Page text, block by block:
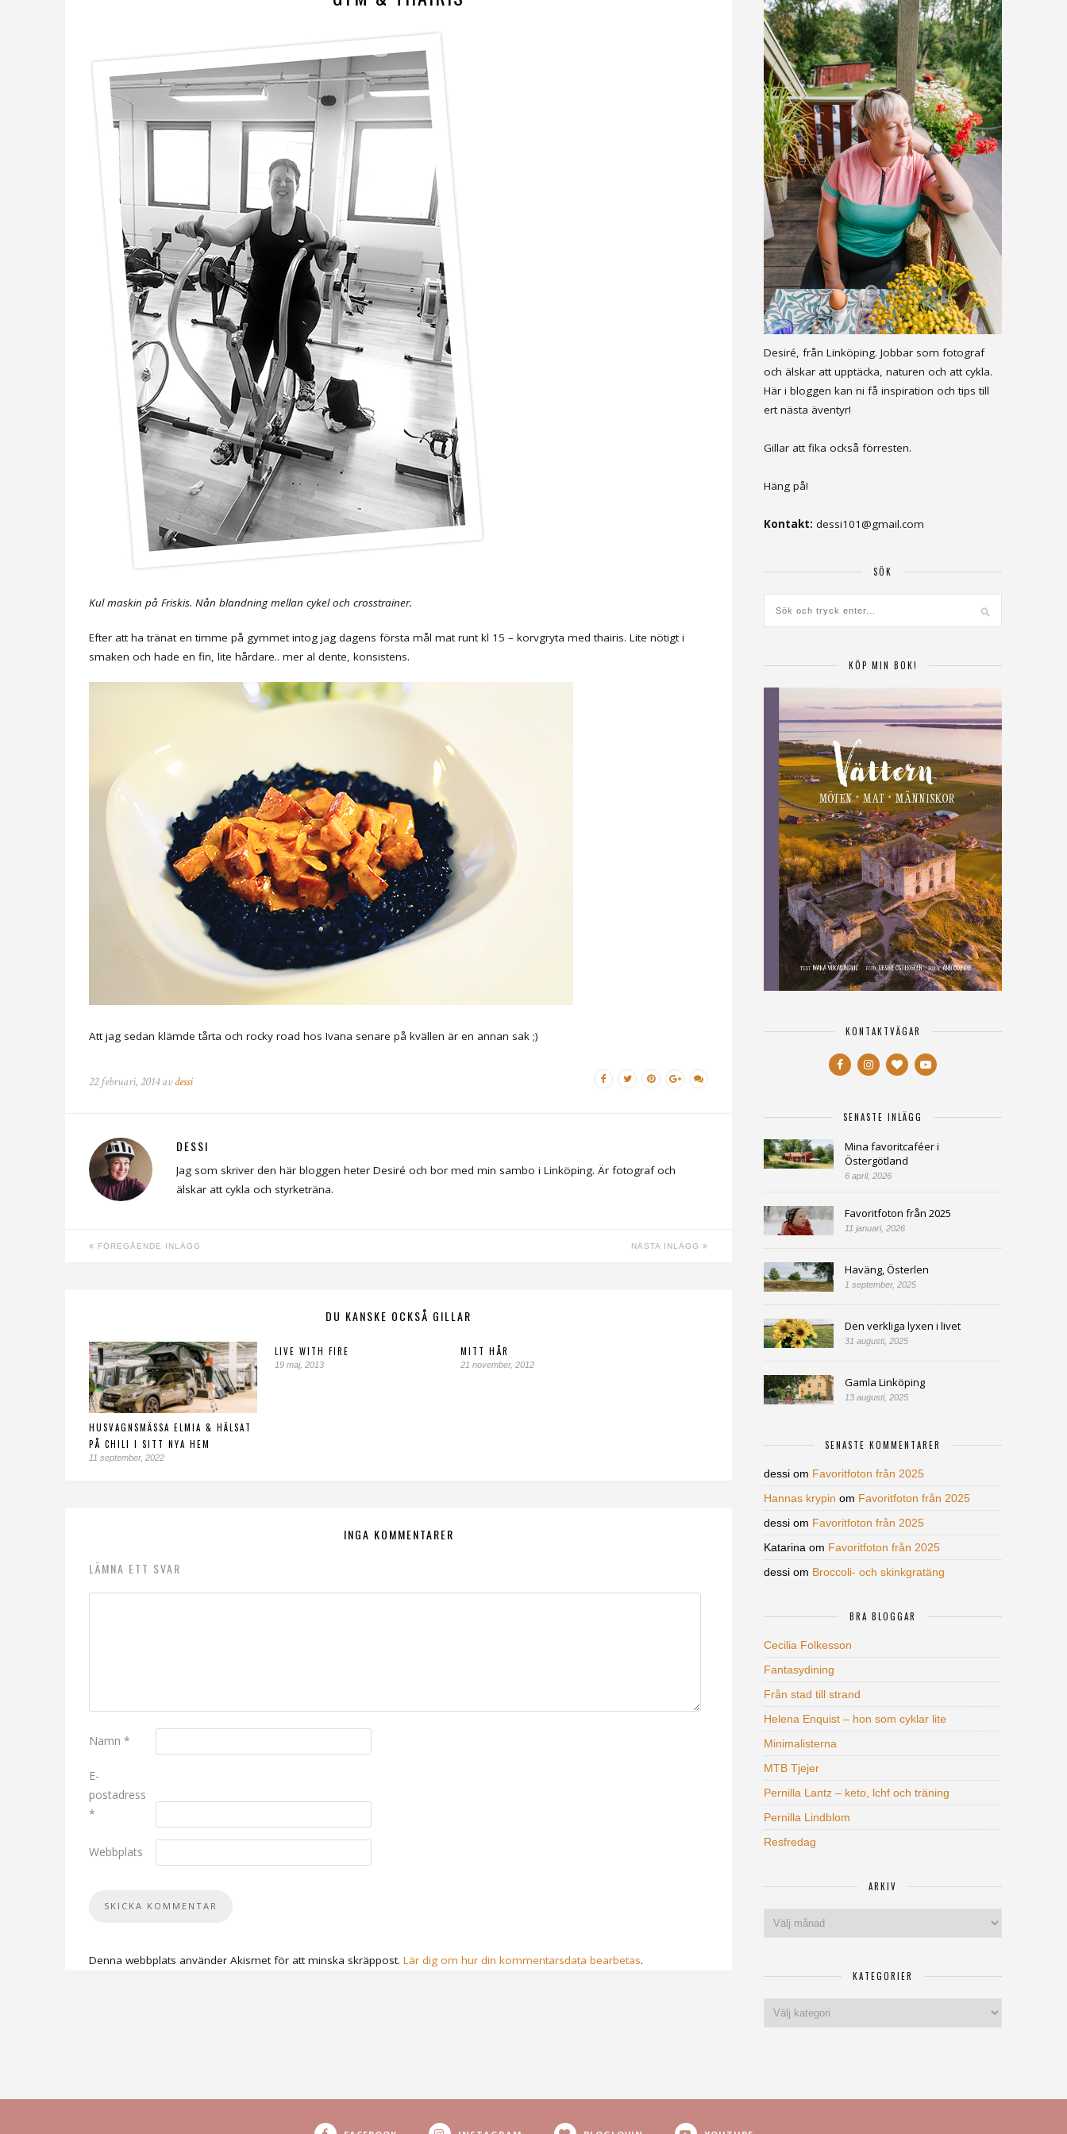
Kul maskin på Friskis. Nån blandning mellan cykel och crosstrainer.
Efter att ha tränat en timme på gymmet intog jag dagens första mål mat runt kl 15 – korvgryta med thairis. Lite nötigt i
smaken och hade en fin, lite hårdare.. mer al dente, konsistens.
Att jag sedan klämde tårta och rocky road hos Ivana senare på kvällen är en annan sak ;)
22 februari, 2014 avdessi
DESSI
Jag som skriver den här bloggen heter Desiré och bor med min sambo i Linköping. Är fotograf och
älskar att cykla och styrketräna.
FÖREGÅENDE INLÄGG NÄSTA INLÄGG
DU KANSKE OCKSÅ GILLAR
HUSVAGNSMÄSSA ELMIA & HÄLSAT
PÅ CHILI I SITT NYA HEM
11 september, 2022
LIVE WITH FIRE
19 maj, 2013
MITT HÅR
21 november, 2012
INGA KOMMENTARER
LÄMNA ETT SVAR
Namn *
E-
postadress
*
Webbplats
Denna webbplats använder Akismet för att minska skräppost. Lär dig om hur din kommentarsdata bearbetas.
Desiré, från Linköping. Jobbar som fotograf
och älskar att upptäcka, naturen och att cykla.
Här i bloggen kan ni få inspiration och tips till
ert nästa äventyr!
Gillar att fika också förresten.
Häng på!
Kontakt: dessi101@gmail.com
SÖK
KÖP MIN BOK!
KONTAKTVÄGAR
SENASTE INLÄGG
Mina favoritcaféer i
Östergötland
6 april, 2026
Favoritfoton från 2025
11 januari, 2026
Haväng, Österlen
1 september, 2025
Den verkliga lyxen i livet
31 augusti, 2025
Gamla Linköping
13 augusti, 2025
SENASTE KOMMENTARER
dessi om Favoritfoton från 2025
Hannas krypin om Favoritfoton från 2025
dessi om Favoritfoton från 2025
Katarina om Favoritfoton från 2025
dessi om Broccoli- och skinkgratäng
BRA BLOGGAR
Cecilia Folkesson
Fantasydining
Från stad till strand
Helena Enquist – hon som cyklar lite
Minimalisterna
MTB Tjejer
Pernilla Lantz – keto, lchf och träning
Pernilla Lindblom
Resfredag
ARKIV
KATEGORIER